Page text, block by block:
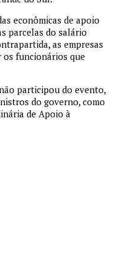
econômicas de apoio
parcelas do salário
as empresas
os funcionários que
participou do evento,
do governo, como
de Apoio à